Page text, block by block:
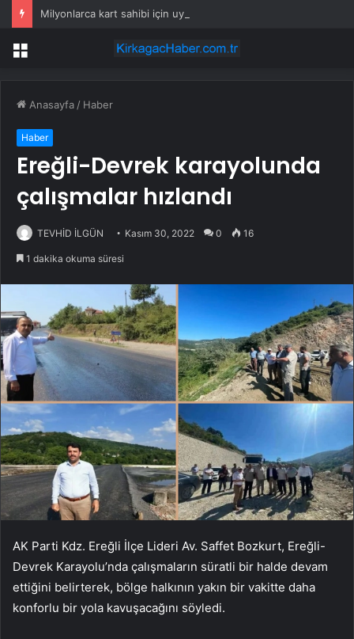
Menü
Anasayfa / Haber
Haber
Ereğli-Devrek karayolunda
çalışmalar hızlandı
TEVHİD İLGÜN Kasım 30, 2022 0 16
1 dakika okuma süresi
AK Parti Kdz. Ereğli İlçe Lideri Av. Saffet Bozkurt, Ereğli-
Devrek Karayolu’nda çalışmaların süratli bir halde devam
ettiğini belirterek, bölge halkının yakın bir vakitte daha
konforlu bir yola kavuşacağını söyledi.